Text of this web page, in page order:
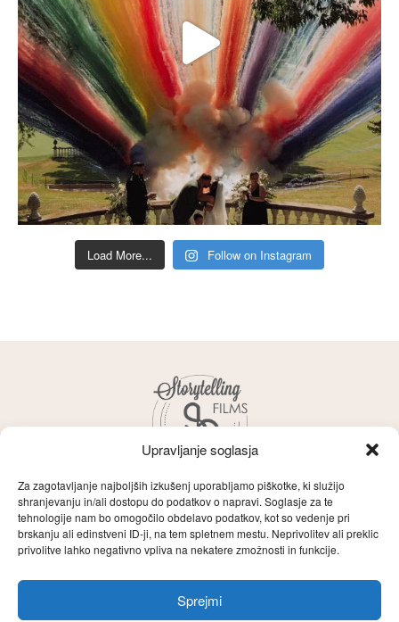
Upravljanje soglasja
Za zagotavljanje najboljših izkušenj uporabljamo piškotke, ki služijo
shranjevanju in/ali dostopu do podatkov o napravi. Soglasje za te
tehnologije nam bo omogočilo obdelavo podatkov, kot so vedenje pri
brskanju ali edinstveni ID-ji, na tem spletnem mestu. Neprivolitev ali preklic
privolitve lahko negativno vpliva na nekatere zmožnosti in funkcije.
Sprejmi
Load More... Follow on Instagram
Storytelling
Films O naju Zgodbe
English